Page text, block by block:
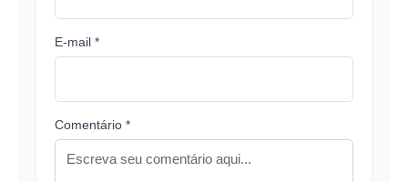
E-mail *
Comentário *